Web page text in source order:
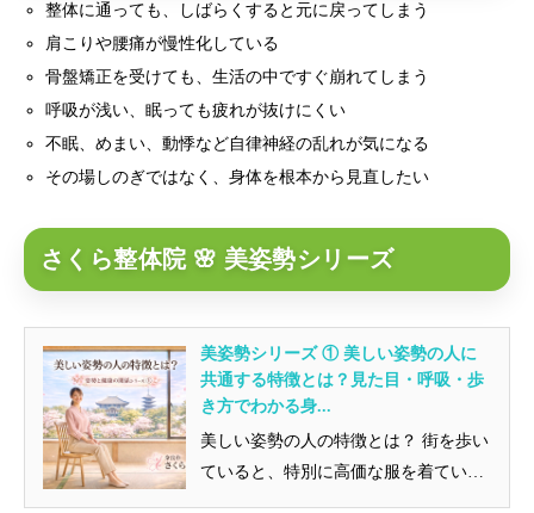
整体に通っても、しばらくすると元に戻ってしまう
肩こりや腰痛が慢性化している
骨盤矯正を受けても、生活の中ですぐ崩れてしまう
呼吸が浅い、眠っても疲れが抜けにくい
不眠、めまい、動悸など自律神経の乱れが気になる
その場しのぎではなく、身体を根本から見直したい
さくら整体院 🌸 美姿勢シリーズ
美姿勢シリーズ ① 美しい姿勢の人に
共通する特徴とは？見た目・呼吸・歩
き方でわかる身...
美しい姿勢の人の特徴とは？ 街を歩い
ていると、特別に高価な服を着ている
わけでもないのに、なぜか目を引...